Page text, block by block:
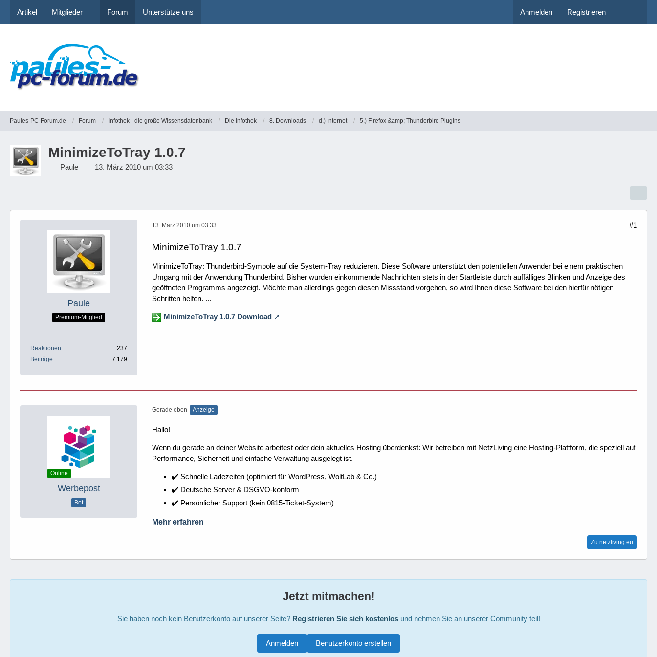
Artikel Mitglieder Forum Unterstütze uns Anmelden Registrieren
Paules-PC-Forum.de Forum Infothek - die große Wissensdatenbank Die Infothek 8. Downloads d.) Internet 5.) Firefox &amp; Thunderbird PlugIns
MinimizeToTray 1.0.7
Paule 13. März 2010 um 03:33
Paule
Premium-Mitglied
Reaktionen
237
Beiträge
7.179
13. März 2010 um 03:33 #1
MinimizeToTray 1.0.7
MinimizeToTray: Thunderbird-Symbole auf die System-Tray reduzieren. Diese Software unterstützt den potentiellen Anwender bei einem praktischen
Umgang mit der Anwendung Thunderbird. Bisher wurden einkommende Nachrichten stets in der Startleiste durch auffälliges Blinken und Anzeige des
geöffneten Programms angezeigt. Möchte man allerdings gegen diesen Missstand vorgehen, so wird Ihnen diese Software bei den hierfür nötigen
Schritten helfen. ...
MinimizeToTray 1.0.7 Download
Online
Werbepost
Bot
Gerade eben Anzeige
Hallo!
Wenn du gerade an deiner Website arbeitest oder dein aktuelles Hosting überdenkst: Wir betreiben mit NetzLiving eine Hosting-Plattform, die speziell auf
Performance, Sicherheit und einfache Verwaltung ausgelegt ist.
✔️ Schnelle Ladezeiten (optimiert für WordPress, WoltLab & Co.)
✔️ Deutsche Server & DSGVO-konform
✔️ Persönlicher Support (kein 0815-Ticket-System)
Mehr erfahren
Zu netzliving.eu
Jetzt mitmachen!
Sie haben noch kein Benutzerkonto auf unserer Seite? Registrieren Sie sich kostenlosund nehmen Sie an unserer Community teil!
Benutzerkonto erstellen
Anmelden